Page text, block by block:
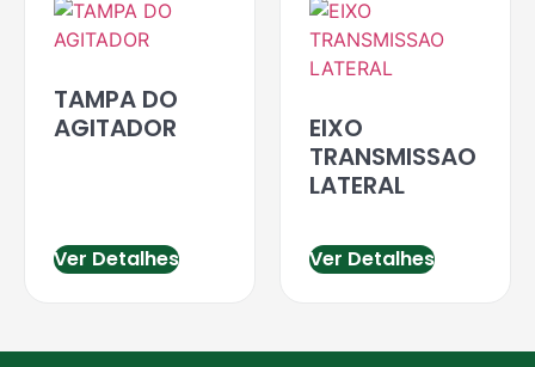
TAMPA DO
AGITADOR
Ver Detalhes
EIXO
TRANSMISSAO
LATERAL
Ver Detalhes